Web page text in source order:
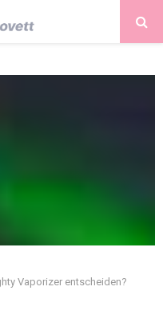
Vaporizer entscheiden?